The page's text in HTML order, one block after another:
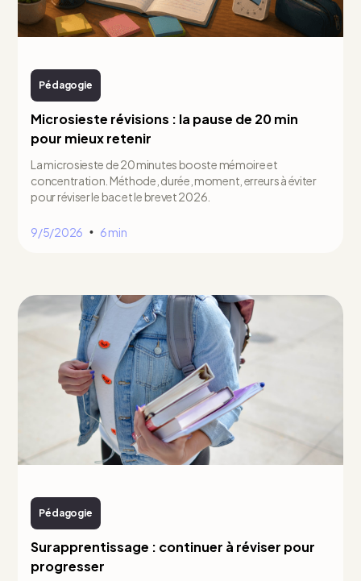
Pédagogie
Microsieste révisions : la pause de 20 min
pour mieux retenir
La microsieste de 20 minutes booste mémoire et
concentration. Méthode, durée, moment, erreurs à éviter
pour réviser le bac et le brevet 2026.
9/5/2026 • 6 min
Pédagogie
Surapprentissage : continuer à réviser pour
progresser